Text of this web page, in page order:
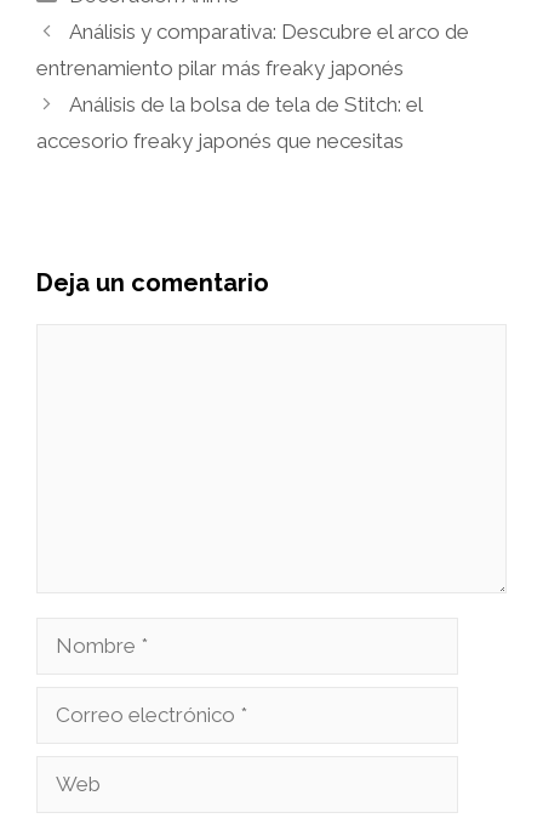
Análisis y comparativa: Descubre el arco de
entrenamiento pilar más freaky japonés
Análisis de la bolsa de tela de Stitch: el
accesorio freaky japonés que necesitas
Deja un comentario
Nombre
Correo
Web